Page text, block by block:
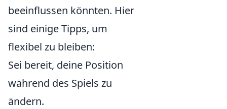
beeinflussen könnten. Hier
sind einige Tipps, um
flexibel zu bleiben:
Sei bereit, deine Position
während des Spiels zu
ändern.